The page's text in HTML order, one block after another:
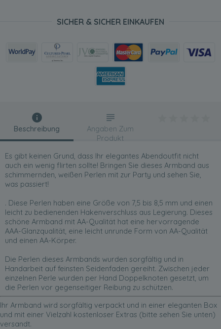
SICHER & SICHER EINKAUFEN
Beschreibung
Es gibt keinen Grund, dass Ihr elegantes Abendoutfit nicht
auch ein wenig flirten sollte! Bringen Sie dieses Armband aus
schimmernden, weißen Perlen mit zur Party und sehen Sie,
was passiert!
. Diese Perlen haben eine Größe von 7,5 bis 8,5 mm und einen
leicht zu bedienenden Hakenverschluss aus Legierung. Dieses
schöne Armband mit AA-Qualität hat eine hervorragende
AAA-Glanzqualität, eine leicht unrunde Form von AA-Qualität
und einen AA-Körper.
Die Perlen dieses Armbands wurden sorgfältig und in
Handarbeit auf feinsten Seidenfaden gereiht. Zwischen jeder
einzelnen Perle wurden per Hand Doppelknoten gesetzt, um
die Perlen vor gegenseitiger Reibung zu schützen.
Ihr Armband wird sorgfältig verpackt und in einer eleganten Box
und mit einer Vielzahl kostenloser Extras (bitte sehen Sie unten)
versandt.
Angaben Zum
Produkt